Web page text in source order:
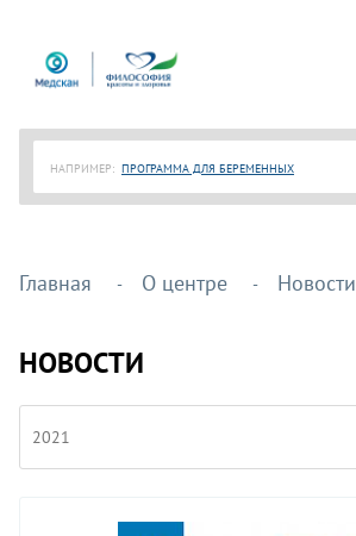
НАПРИМЕР: ПРОГРАММА ДЛЯ БЕРЕМЕННЫХ
Главная О центре Новости
НОВОСТИ